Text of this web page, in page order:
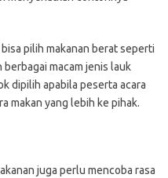
pilih makanan berat seperti
macam jenis lauk
dipilih apabila peserta acara
makan yang lebih ke pihak.
juga perlu mencoba rasa